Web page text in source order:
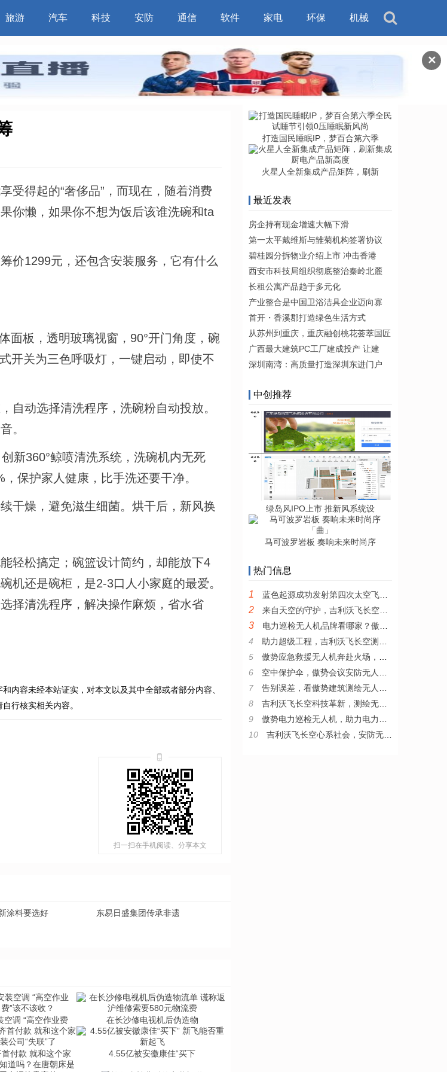
✕
旅游 汽车 科技 安防 通信 软件 家电 环保 机械
受得起的“奢侈品”，而现在，随着消费
你懒，如果你不想为饭后该谁洗碗和ta
价1299元，还包含安装服务，它有什么
面板，透明玻璃视窗，90°开门角度，碗
开关为三色呼吸灯，一键启动，即使不
自动选择清洗程序，洗碗粉自动投放。
。
新360°鲸喷清洗系统，洗碗机内无死
保护家人健康，比手洗还要干净。
干燥，避免滋生细菌。烘干后，新风换
轻松搞定；碗篮设计简约，却能放下4
还是碗柜，是2-3口人小家庭的最爱。
择清洗程序，解决操作麻烦，省水省
内容未经本站证实，对本文以及其中全部或者部分内容、
行核实相关内容。
扫一扫在手机阅读、分享本文
涂料要选好
东易日盛集团传承非遗
空调 “高空作业费 在长沙修电视机后伪造物
付款 就和这个家 4.55亿被安徽康佳“买下
打造国民睡眠IP，梦百合第六季
火星人全新集成产品矩阵，刷新
最近发表
房企持有现金增速大幅下滑
第一太平戴维斯与雏菊机构签署协议
碧桂园分拆物业介绍上市 冲击香港
西安市科技局组织彻底整治秦岭北麓
长租公寓产品趋于多元化
产业整合是中国卫浴洁具企业迈向寡
首开・香溪郡打造绿色生活方式
从苏州到重庆，重庆融创桃花荟萃国匠
广西最大建筑PC工厂建成投产 让建
深圳南湾：高质量打造深圳东进门户
中创推荐
绿岛风IPO上市 推新风系统设
马可波罗岩板 奏响未来时尚序
热门信息
1 蓝色起源成功发射第四次太空飞行任务 将六名乘客送入太空
2 来自天空的守护，吉利沃飞长空安防无人机为城市带来智慧变革
3
电力巡检无人机品牌看哪家？傲势为电力巡检插上智能翅膀
4
助力超级工程，吉利沃飞长空测绘无人机显风采
5
傲势应急救援无人机奔赴火场，与逆行者并肩作战
6
空中保护伞，傲势会议安防无人机的妙用
7
告别误差，看傲势建筑测绘无人机如何精准测量
8
吉利沃飞长空科技革新，测绘无人机的抗风黑科技
9
傲势电力巡检无人机，助力电力行业技术革新
10
吉利沃飞长空心系社会，安防无人机助力安全生产